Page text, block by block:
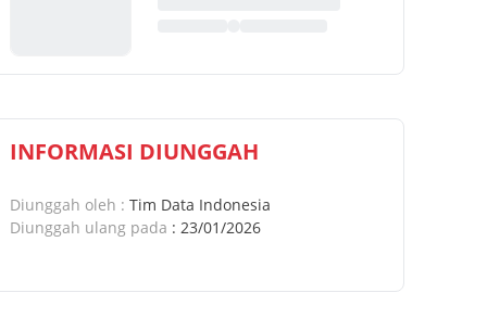
INFORMASI DIUNGGAH
Diunggah oleh : Tim Data Indonesia
Diunggah ulang pada : 23/01/2026